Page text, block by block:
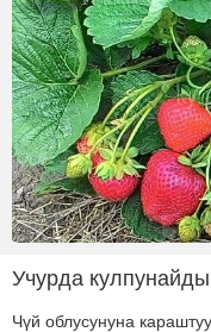
Учурда
Чүй облусунуна